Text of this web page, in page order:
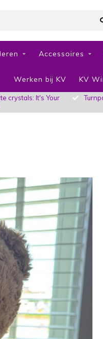
Accessoires
Werken bij KV KV
crystals: It's Your